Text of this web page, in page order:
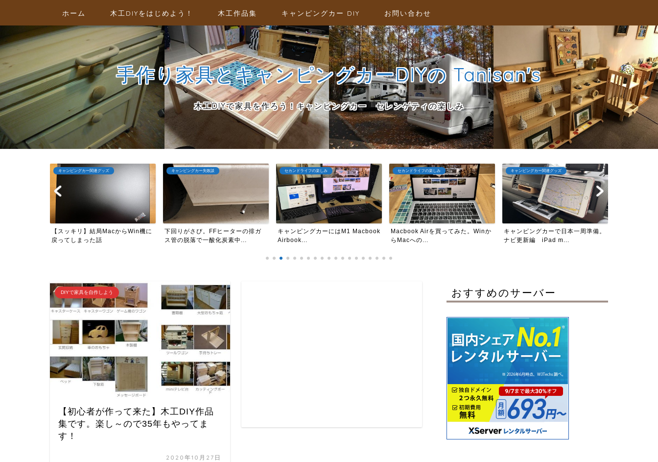
ホーム 木工DIYをはじめよう！ 木工作品集 キャンピングカー DIY お問い合わせ
手作り家具とキャンピングカーDIYの Tanisan's
木工DIYで家具を作ろう！キャンピングカー セレンゲティの楽しみ
キャンピングカー失敗談
下回りがさび。FFヒーターの排ガ
ス管の脱落で一酸化炭素中...
セカンドライフの楽しみ
キャンピングカーにはM1 Macbook
Airbook...
セカンドライフの楽しみ
Macbook Airを買ってみた。Winか
らMacへの...
キャンピングカー関連グッズ
キャンピングカーで日本一周準備。
ナビ更新編 iPad m...
セカンドライフの楽しみ
キャンピングカーで長期な旅に出よ
う！ 考えてしまうことは...
DIYで家具を自作しよう
【初心者が作って来た】木工DIY作品
集です。楽し～ので35年もやってま
す！
2020年10月27日
おすすめのサーバー